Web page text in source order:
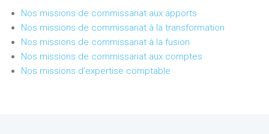
Nos missions de commissariat aux apports
Nos missions de commissariat à la transformation
Nos missions de commissariat à la fusion
Nos missions de commissariat aux comptes
Nos missions d'expertise comptable